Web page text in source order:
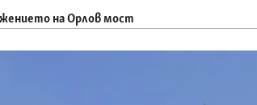
на Орлов мост